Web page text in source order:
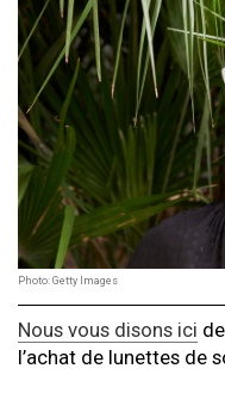
Photo: Getty Images
Nous vous disons ici
l’achat de lunettes de